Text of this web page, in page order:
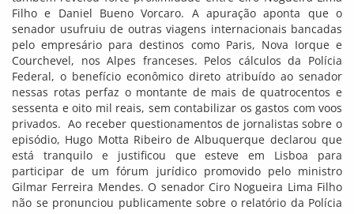
Filho e Daniel Bueno Vorcaro. A apuração aponta que o
senador usufruiu de outras viagens internacionais bancadas
pelo empresário para destinos como Paris, Nova Iorque e
Courchevel, nos Alpes franceses. Pelos cálculos da Polícia
Federal, o benefício econômico direto atribuído ao senador
nessas rotas perfaz o montante de mais de quatrocentos e
sessenta e oito mil reais, sem contabilizar os gastos com voos
privados. Ao receber questionamentos de jornalistas sobre o
episódio, Hugo Motta Ribeiro de Albuquerque declarou que
está tranquilo e justificou que esteve em Lisboa para
participar de um fórum jurídico promovido pelo ministro
Gilmar Ferreira Mendes. O senador Ciro Nogueira Lima Filho
não se pronunciou publicamente sobre o relatório da Polícia